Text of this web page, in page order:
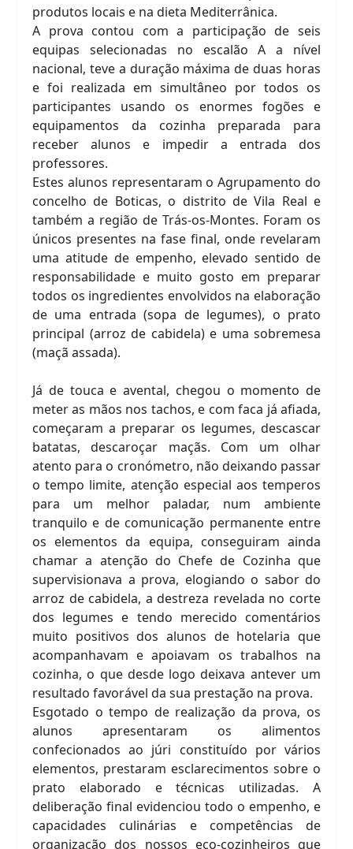
produtos locais e na dieta Mediterrânica.
A prova contou com a participação de seis
equipas selecionadas no escalão A a nível
nacional, teve a duração máxima de duas horas
e foi realizada em simultâneo por todos os
participantes usando os enormes fogões e
equipamentos da cozinha preparada para
receber alunos e impedir a entrada dos
professores.
Estes alunos representaram o Agrupamento do
concelho de Boticas, o distrito de Vila Real e
também a região de Trás-os-Montes. Foram os
únicos presentes na fase final, onde revelaram
uma atitude de empenho, elevado sentido de
responsabilidade e muito gosto em preparar
todos os ingredientes envolvidos na elaboração
de uma entrada (sopa de legumes), o prato
principal (arroz de cabidela) e uma sobremesa
(maçã assada).
Já de touca e avental, chegou o momento de
meter as mãos nos tachos, e com faca já afiada,
começaram a preparar os legumes, descascar
batatas, descaroçar maçãs. Com um olhar
atento para o cronómetro, não deixando passar
o tempo limite, atenção especial aos temperos
para um melhor paladar, num ambiente
tranquilo e de comunicação permanente entre
os elementos da equipa, conseguiram ainda
chamar a atenção do Chefe de Cozinha que
supervisionava a prova, elogiando o sabor do
arroz de cabidela, a destreza revelada no corte
dos legumes e tendo merecido comentários
muito positivos dos alunos de hotelaria que
acompanhavam e apoiavam os trabalhos na
cozinha, o que desde logo deixava antever um
resultado favorável da sua prestação na prova.
Esgotado o tempo de realização da prova, os
alunos apresentaram os alimentos
confecionados ao júri constituído por vários
elementos, prestaram esclarecimentos sobre o
prato elaborado e técnicas utilizadas. A
deliberação final evidenciou todo o empenho, e
capacidades culinárias e competências de
organização dos nossos eco-cozinheiros que